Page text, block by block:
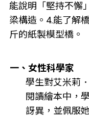
能說明「堅持不懈
梁構造。4.能了解
斤的紙製模型橋。
一、女性科學家
學生對艾米莉
閱讀繪本中，
訝異，並佩服